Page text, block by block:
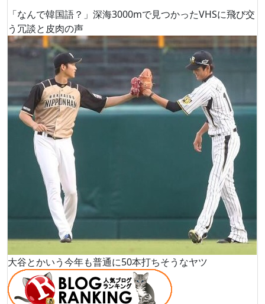
「なんで韓国語？」深海3000mで見つかったVHSに飛び交
う冗談と皮肉の声
大谷とかいう今年も普通に50本打ちそうなヤツ